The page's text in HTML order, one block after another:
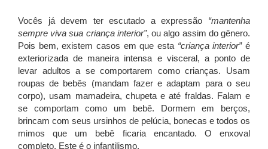
Vocês já devem ter escutado a expressão “mantenha
sempre viva sua criança interior”, ou algo assim do gênero.
Pois bem, existem casos em que esta “criança interior”é
exteriorizada de maneira intensa e visceral, a ponto de
levar adultos a se comportarem como crianças. Usam
roupas de bebês (mandam fazer e adaptam para o seu
corpo), usam mamadeira, chupeta e até fraldas. Falam e
se comportam como um bebê. Dormem em berços,
brincam com seus ursinhos de pelúcia, bonecas e todos os
mimos que um bebê ficaria encantado. O enxoval
completo. Este é o infantilismo.